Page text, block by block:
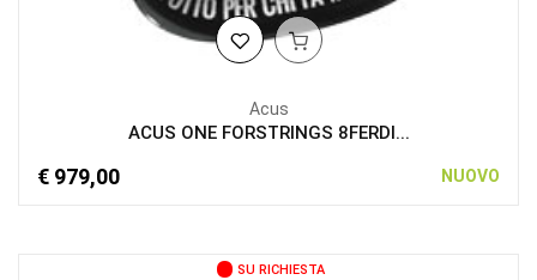
Acus
ACUS ONE FORSTRINGS 8FERDI...
€ 979,00 NUOVO
SU RICHIESTA